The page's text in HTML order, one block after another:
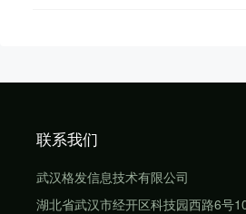
联系我们
武汉格发信息技术有限公司
湖北省武汉市经开区科技园西路6号